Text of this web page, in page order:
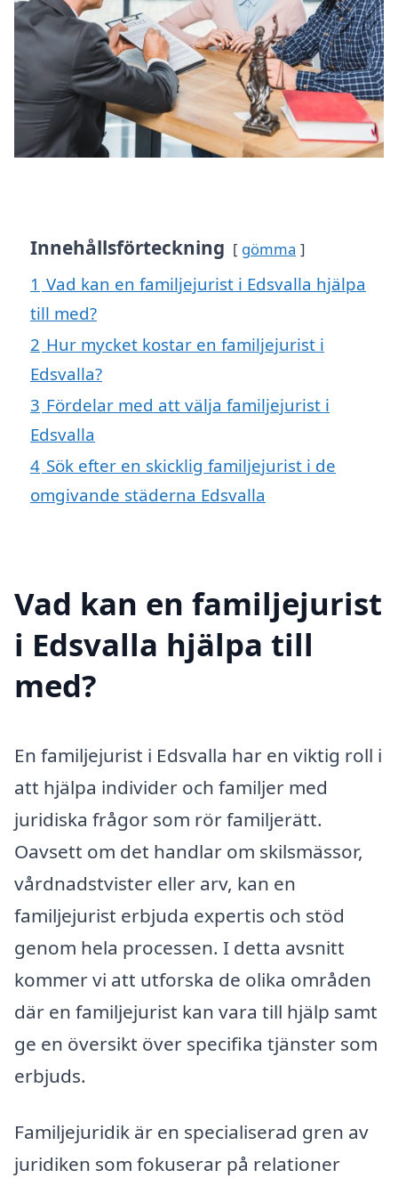
Innehållsförteckning gömma
1 Vad kan en familjejurist i Edsvalla hjälpa
till med?
2 Hur mycket kostar en familjejurist i
Edsvalla?
3 Fördelar med att välja familjejurist i
Edsvalla
4 Sök efter en skicklig familjejurist i de
omgivande städerna Edsvalla
Vad kan en familjejurist
i Edsvalla hjälpa till
med?
En familjejurist i Edsvalla har en viktig roll i
att hjälpa individer och familjer med
juridiska frågor som rör familjerätt.
Oavsett om det handlar om skilsmässor,
vårdnadstvister eller arv, kan en
familjejurist erbjuda expertis och stöd
genom hela processen. I detta avsnitt
kommer vi att utforska de olika områden
där en familjejurist kan vara till hjälp samt
ge en översikt över specifika tjänster som
erbjuds.
Familjejuridik är en specialiserad gren av
juridiken som fokuserar på relationer